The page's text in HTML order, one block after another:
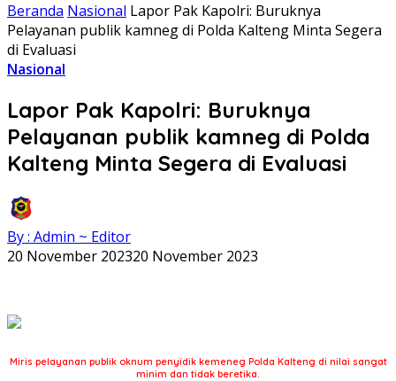
Beranda Nasional Lapor Pak Kapolri: Buruknya
Pelayanan publik kamneg di Polda Kalteng Minta Segera
di Evaluasi
Nasional
Lapor Pak Kapolri: Buruknya
Pelayanan publik kamneg di Polda
Kalteng Minta Segera di Evaluasi
By : Admin ~ Editor
20 November 202320 November 2023
Miris pelayanan publik oknum penyidik kemeneg Polda Kalteng di nilai sangat
minim dan tidak beretika.